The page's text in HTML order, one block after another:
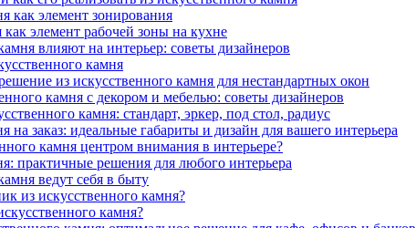
как элемент зонирования
элемент рабочей зоны на кухне
влияют на интерьер: советы дизайнеров
камня
из искусственного камня для нестандартных окон
камня с декором и мебелью: советы дизайнеров
камня: стандарт, эркер, под стол, радиус
на заказ: идеальные габариты и дизайн для вашего интерьера
камня центром внимания в интерьере?
практичные решения для любого интерьера
ведут себя в быту
из искусственного камня?
камня?